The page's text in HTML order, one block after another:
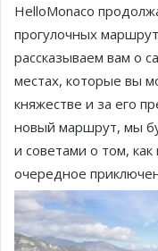
HelloMonaco
прогулочных
рассказываем вам о
местах, которые вы
княжестве и за его
новый маршрут, мы
и советами о том,
очередное